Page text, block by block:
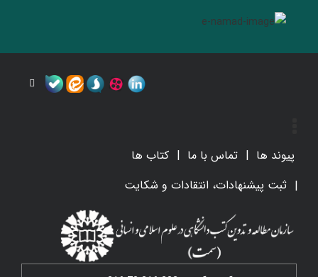
پیوند ها تماس با ما
کتاب ها
ثبت پیشنهادات، انتقادات و شکایت